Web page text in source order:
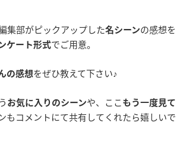
集部がピックアップした名シーンの感想を
ケート形式でご用意。
の感想をぜひ教えて下さい♪
お気に入りのシーンや、ここ もう一度見て
もコメントにて共有してくれたら嬉しいで